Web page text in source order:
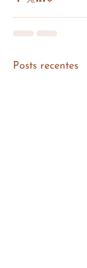
Posts recentes